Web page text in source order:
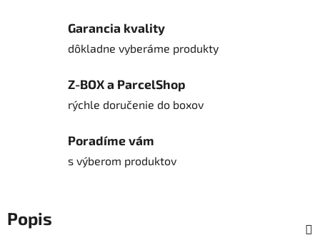
Garancia kvality
dôkladne vyberáme produkty
Z-BOX a ParcelShop
rýchle doručenie do boxov
Poradíme vám
s výberom produktov
Popis